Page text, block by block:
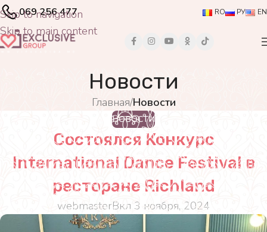
Skip to navigation
Skip to main content
069 256 477 RO РУ EN
Новости
Главная/Новости
НОВОСТИ
Состоялся Конкурс
International Dance Festival в
ресторане Richland
webmasterВкл 3 ноября, 2024